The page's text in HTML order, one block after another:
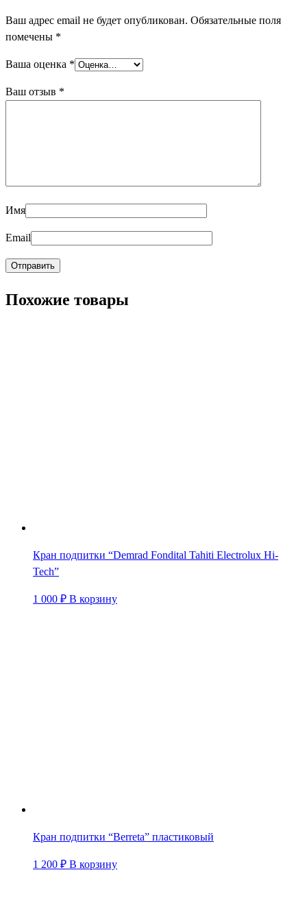
Ваш адрес email не будет опубликован. Обязательные поля
помечены *
Ваша оценка *
Ваш отзыв *
Имя
Email
Похожие товары
Кран подпитки “Demrad Fondital Tahiti Electrolux Hi-
Tech”
1 000 ₽ В корзину
Кран подпитки “Berreta” пластиковый
1 200 ₽ В корзину